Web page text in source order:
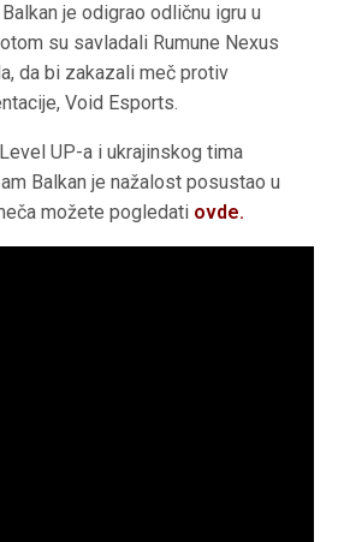
je odigrao odličnu igru u
su savladali Rumune Nexus
da bi zakazali meč protiv
Void Esports.
UP-a i ukrajinskog tima
Balkan je nažalost posustao u
možete pogledati ovde.